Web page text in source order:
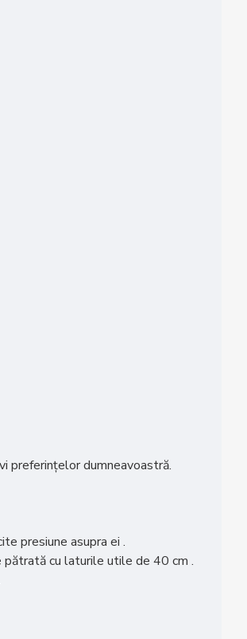
preferințelor dumneavoastră.
presiune asupra ei .
pătrată cu laturile utile de 40 cm .